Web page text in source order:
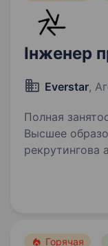
Інженер
Everstar,
Полная
Высшее образование. Ми —
рекрутингова
Але досить
Горячая